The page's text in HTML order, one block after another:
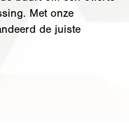
Met onze
de juiste